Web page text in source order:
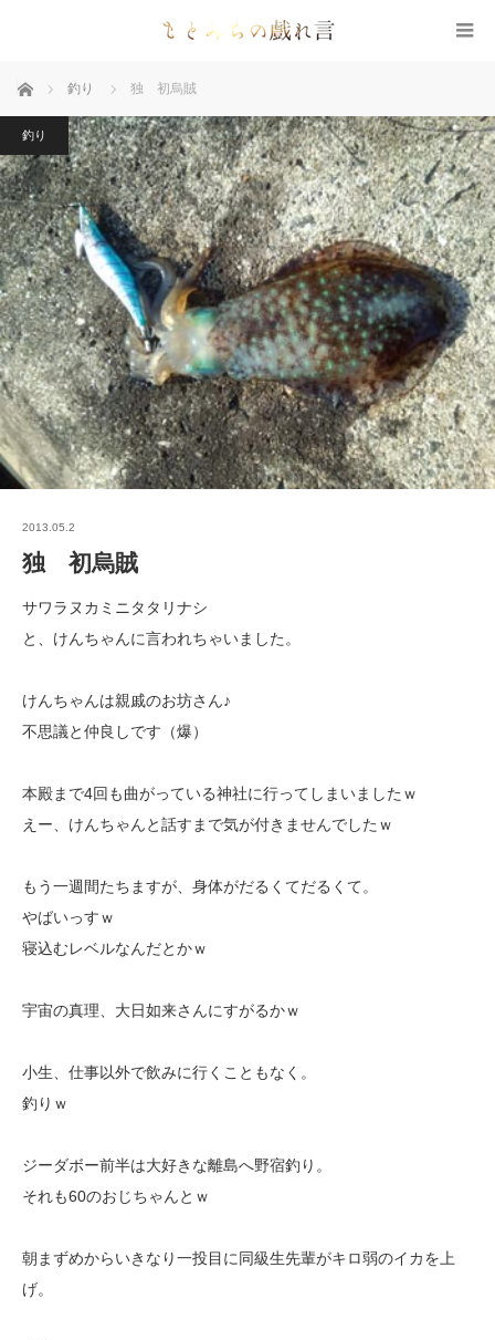
ホーム 釣り 独 初烏賊
釣り
2013.05.2
独 初烏賊
サワラヌカミニタタリナシ
と、けんちゃんに言われちゃいました。
けんちゃんは親戚のお坊さん♪
不思議と仲良しです（爆）
本殿まで4回も曲がっている神社に行ってしまいましたｗ
えー、けんちゃんと話すまで気が付きませんでしたｗ
もう一週間たちますが、身体がだるくてだるくて。
やばいっすｗ
寝込むレベルなんだとかｗ
宇宙の真理、大日如来さんにすがるかｗ
小生、仕事以外で飲みに行くこともなく。
釣りｗ
ジーダボー前半は大好きな離島へ野宿釣り。
それも60のおじちゃんとｗ
朝まずめからいきなり一投目に同級生先輩がキロ弱のイカを上
げ。